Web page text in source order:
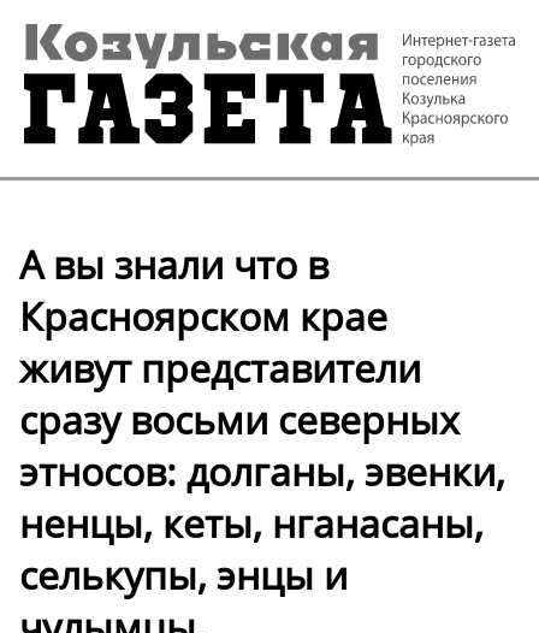
А вы знали что в
Красноярском крае
живут представители
сразу восьми северных
этносов: долганы, эвенки,
ненцы, кеты, нганасаны,
селькупы, энцы и